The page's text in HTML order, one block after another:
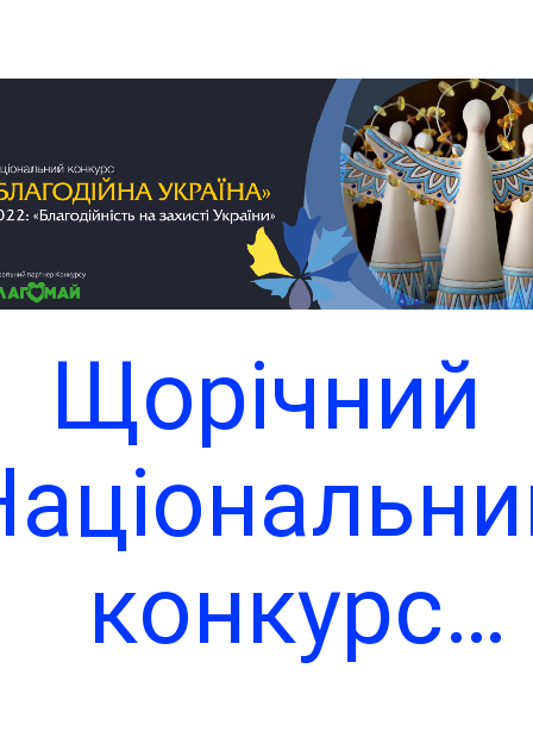
потреб
населення
Теплицької
району
Одеської
Щорічний
конкурс